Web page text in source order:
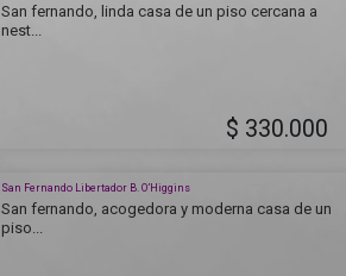
San fernando, linda casa de un piso cercana a
nest...
$ 330.000
San Fernando Libertador B. O’Higgins
San fernando, acogedora y moderna casa de un
piso...